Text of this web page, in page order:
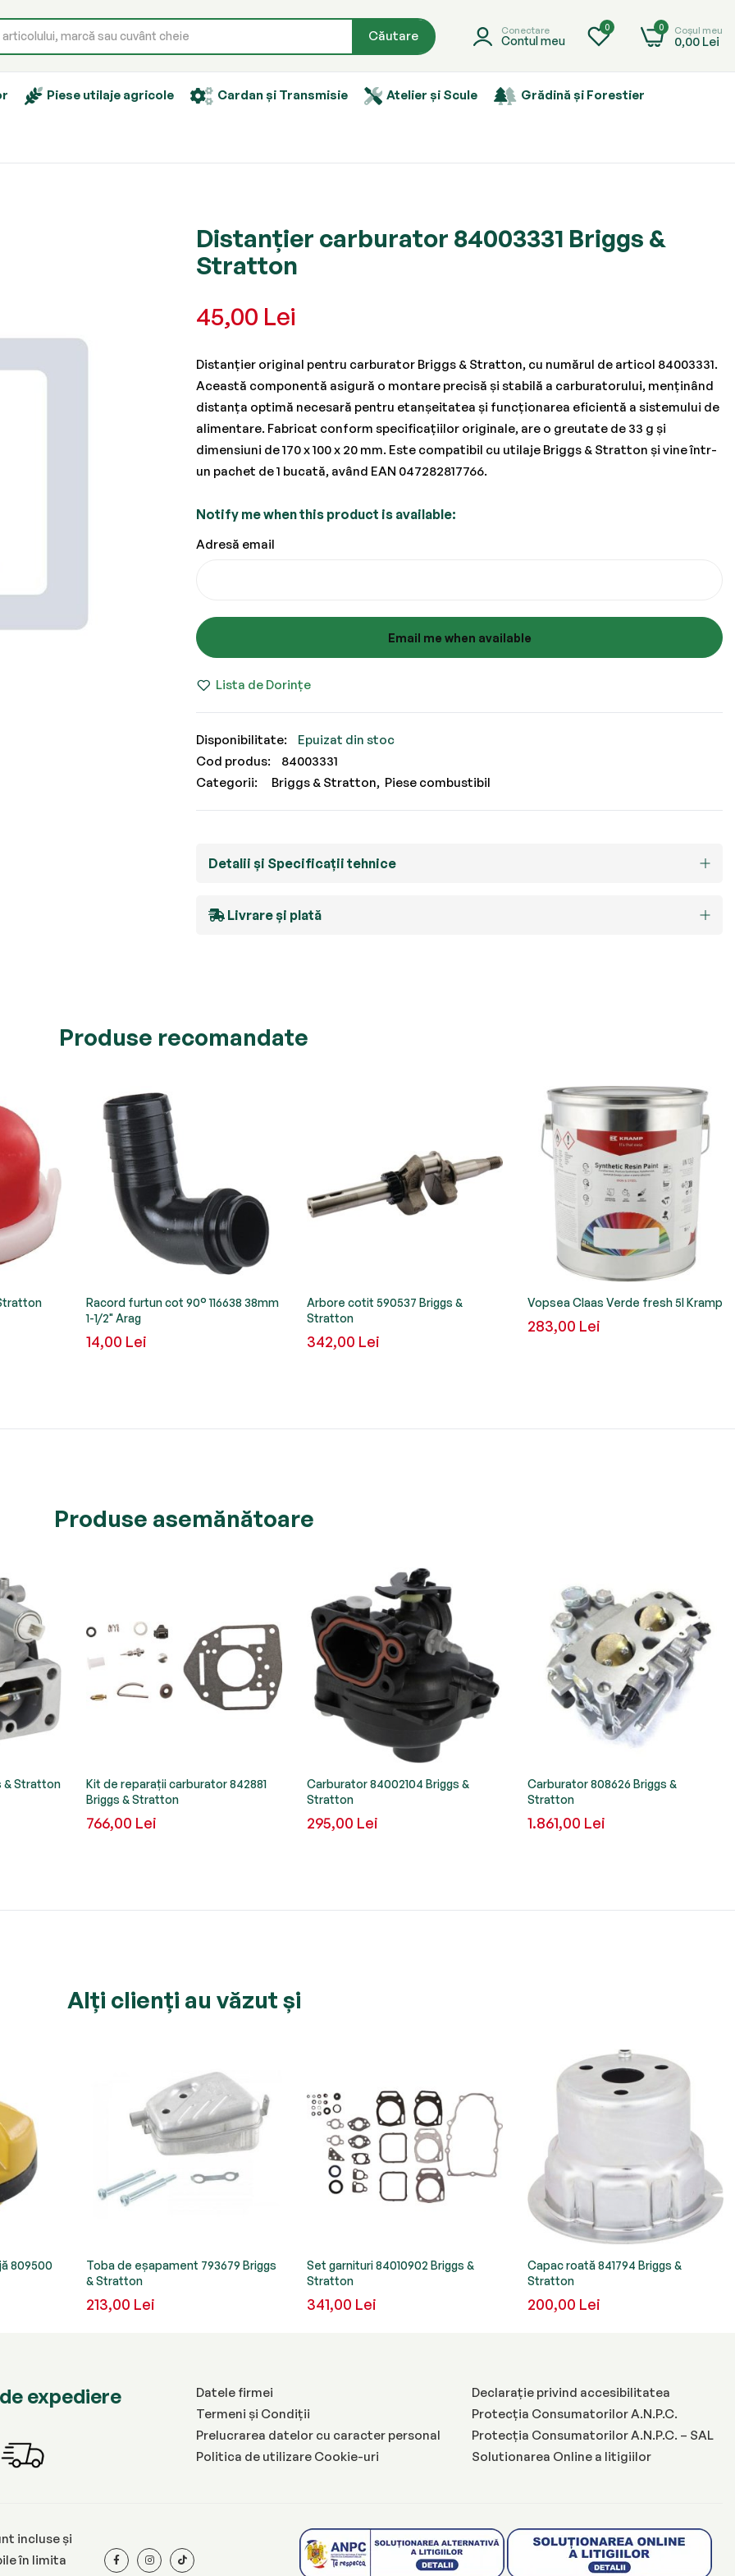
Căutare Conectare
Contul meu
0 0 Coșul meu
0,00 Lei
Piese utilaje agricole Cardan și Transmisie Atelier și Scule Grădină și Forestier
Distanțier carburator 84003331 Briggs &
Stratton
45,00 Lei
Distanțier original pentru carburator Briggs & Stratton, cu numărul de articol 84003331.
Această componentă asigură o montare precisă și stabilă a carburatorului, menținând
distanța optimă necesară pentru etanșeitatea și funcționarea eficientă a sistemului de
alimentare. Fabricat conform specificațiilor originale, are o greutate de 33 g și
dimensiuni de 170 x 100 x 20 mm. Este compatibil cu utilaje Briggs & Stratton și vine într-
un pachet de 1 bucată, având EAN 047282817766.
Notify me when this product is available:
Adresă email
Email me when available
Lista de Dorințe
Epuizat din stoc
Cod produs
84003331
Categorii:
Briggs & Stratton Piese combustibil
Detalii și Specificații tehnice
Livrare și plată
Produse recomandate
Racord furtun cot 90° 116638 38mm
1-1/2" Arag
14,00 Lei
Arbore cotit 590537 Briggs &
Stratton
342,00 Lei
Vopsea Claas Verde fresh 5l Kramp
283,00 Lei
Produse asemănătoare
& Stratton
Kit de reparații carburator 842881
Briggs & Stratton
766,00 Lei
Carburator 84002104 Briggs &
Stratton
295,00 Lei
Carburator 808626 Briggs &
Stratton
1.861,00 Lei
Alți clienți au văzut și
809500
Toba de eșapament 793679 Briggs
& Stratton
213,00 Lei
Set garnituri 84010902 Briggs &
Stratton
341,00 Lei
Capac roată 841794 Briggs &
Stratton
200,00 Lei
expediere
Datele firmei
Termeni și Condiții
Prelucrarea datelor cu caracter personal
Politica de utilizare Cookie-uri
Declarație privind accesibilitatea
Protecția Consumatorilor A.N.P.C.
Protecția Consumatorilor A.N.P.C. – SAL
Solutionarea Online a litigiilor
incluse și
în limita